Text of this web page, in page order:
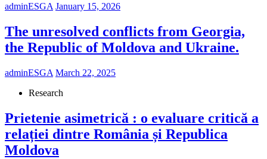
adminESGA January 15, 2026
The unresolved conflicts from Georgia,
the Republic of Moldova and Ukraine.
adminESGA March 22, 2025
Research
Prietenie asimetrică : o evaluare critică a
relației dintre România și Republica
Moldova